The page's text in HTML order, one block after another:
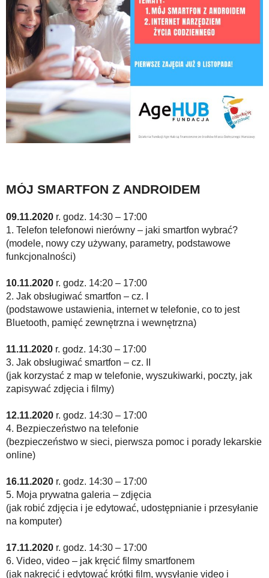
MÓJ SMARTFON Z ANDROIDEM
09.11.2020 r. godz. 14:30 – 17:00
1. Telefon telefonowi nierówny – jaki smartfon wybrać?
(modele, nowy czy używany, parametry, podstawowe
funkcjonalności)
10.11.2020 r. godz. 14:20 – 17:00
2. Jak obsługiwać smartfon – cz. I
(podstawowe ustawienia, internet w telefonie, co to jest
Bluetooth, pamięć zewnętrzna i wewnętrzna)
11.11.2020 r. godz. 14:30 – 17:00
3. Jak obsługiwać smartfon – cz. II
(jak korzystać z map w telefonie, wyszukiwarki, poczty, jak
zapisywać zdjęcia i filmy)
12.11.2020 r. godz. 14:30 – 17:00
4. Bezpieczeństwo na telefonie
(bezpieczeństwo w sieci, pierwsza pomoc i porady lekarskie
online)
16.11.2020 r. godz. 14:30 – 17:00
5. Moja prywatna galeria – zdjęcia
(jak robić zdjęcia i je edytować, udostępnianie i przesyłanie
na komputer)
17.11.2020 r. godz. 14:30 – 17:00
6. Video, video – jak kręcić filmy smartfonem
(jak nakręcić i edytować krótki film, wysyłanie video i